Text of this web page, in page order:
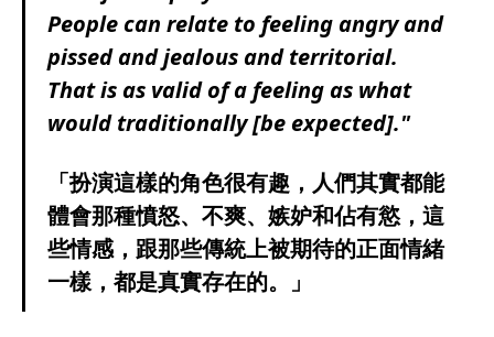
People can relate to feeling angry and
pissed and jealous and territorial.
That is as valid of a feeling as what
would traditionally [be expected]."
「扮演這樣的角色很有趣，人們其實都能
體會那種憤怒、不爽、嫉妒和佔有慾，這
些情感，跟那些傳統上被期待的正面情緒
一樣，都是真實存在的。」